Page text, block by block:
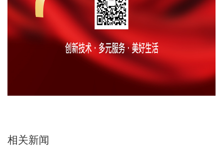
相关新闻